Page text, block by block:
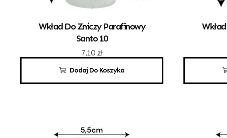
Dodaj Do Koszyka
Wkład Do Zniczy Parafinowy
Santo 10
7,10 zł